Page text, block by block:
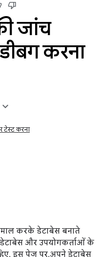
जांच
करना
टेस्ट करना
करके डेटाबेस बनाते
और उपयोगकर्ताओं के
इस पेज पर, अपने डेटाबेस